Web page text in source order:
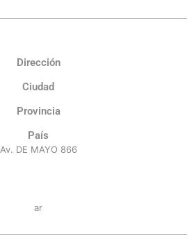
Dirección
Ciudad
Provincia
País
Av. DE MAYO 866
ar